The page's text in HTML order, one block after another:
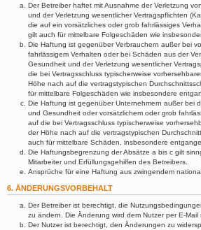
Der Betreiber haftet mit Ausnahme der Verletzung
und der Verletzung wesentlicher Vertragspflichten
die auf ein vorsätzliches oder grob fahrlässiges
gilt auch für mittelbare Folgeschäden wie
Die Haftung ist gegenüber Verbrauchern außer bei
fahrlässigem Verhalten oder bei Schäden aus der
Gesundheit und der Verletzung wesentlicher
die bei Vertragsschluss typischerweise
Höhe nach auf die vertragstypischen
für mittelbare Folgeschäden wie insbesondere
Die Haftung ist gegenüber Unternehmern außer bei
und Gesundheit oder vorsätzlichem oder grob
auf die bei Vertragsschluss typischerweise
der Höhe nach auf die vertragstypischen
auch für mittelbare Schäden, insbesondere
Die Haftungsbegrenzung der Absätze a bis c gilt
Mitarbeiter und Erfüllungsgehilfen des Betreibers.
Ansprüche für eine Haftung aus zwingendem
6. ÄNDERUNGSVORBEHALT
Der Betreiber ist berechtigt, die
zu ändern. Die Änderung wird dem Nutzer per E-Mail
Der Nutzer ist berechtigt, den Änderungen zu